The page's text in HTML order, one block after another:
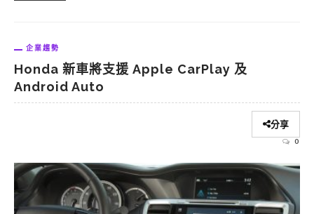
企業趨勢
Honda 新車將支援 Apple CarPlay 及
Android Auto
分享
0